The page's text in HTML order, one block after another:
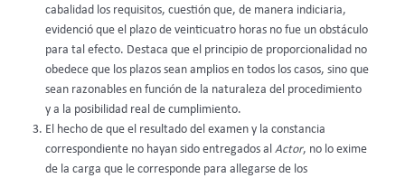
cabalidad los requisitos, cuestión que, de manera indiciaria,
evidenció que el plazo de veinticuatro horas no fue un obstáculo
para tal efecto. Destaca que el principio de proporcionalidad no
obedece que los plazos sean amplios en todos los casos, sino que
sean razonables en función de la naturaleza del procedimiento
y a la posibilidad real de cumplimiento.
El hecho de que el resultado del examen y la constancia
correspondiente no hayan sido entregados al Actor, no lo exime
de la carga que le corresponde para allegarse de los